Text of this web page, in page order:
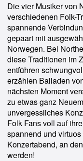
Die vier Musiker von
verschiedenen Folk-
spannende
gepaart mit
Norwegen. Bei
diese Traditionen im
entführen
erzählen Balladen
nächsten Moment
zu etwas ganz
unvergessliches
Folk Fans voll auf
spannend und
Konzertabend, an
werden!